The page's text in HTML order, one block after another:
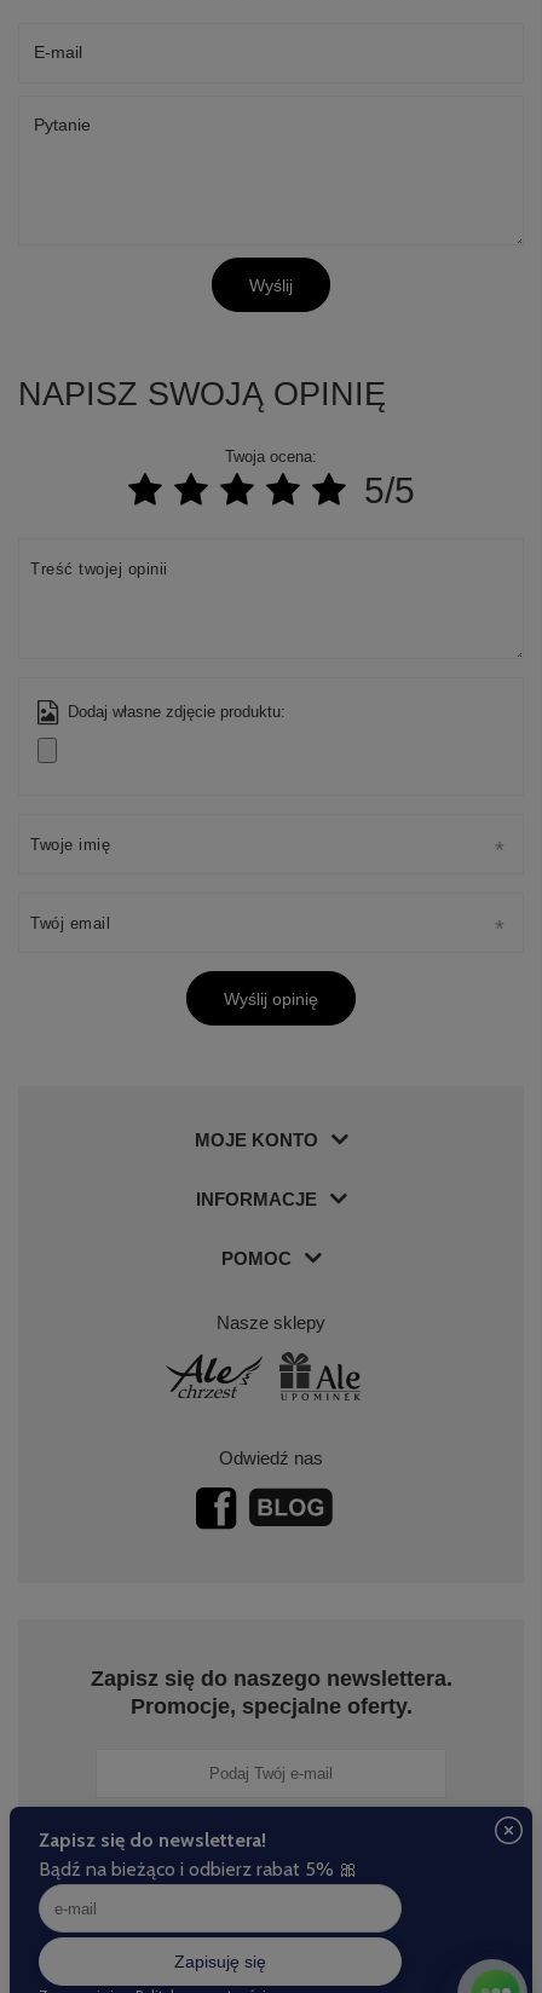
E-mail
Pytanie
Wyślij
NAPISZ SWOJĄ OPINIĘ
Twoja ocena:
5/5
Treść twojej opinii
Dodaj własne zdjęcie produktu:
Twoje imię
Twój email
Wyślij opinię
MOJE KONTO
INFORMACJE
POMOC
Nasze sklepy
Odwiedź nas
Zapisz się do naszego newslettera.
Promocje, specjalne oferty.
Zapisz się